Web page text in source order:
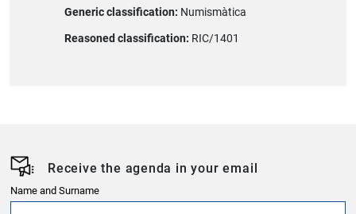
Generic classification: Numismàtica
Reasoned classification: RIC/1401
Receive the agenda in your email
Name and Surname